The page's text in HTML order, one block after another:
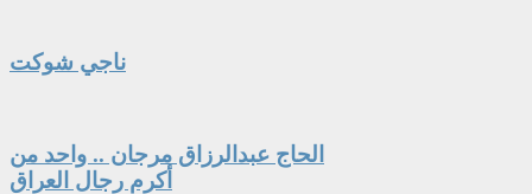
ناجي شوكت
الحاج عبدالرزاق مرجان .. واحد من
أكرم رجال العراق